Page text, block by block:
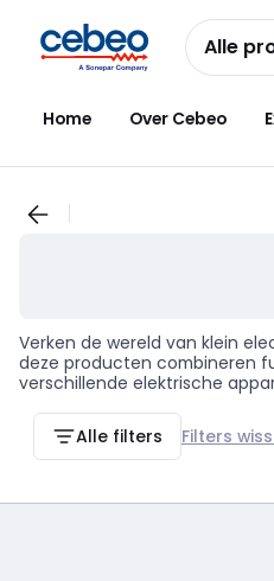
naar
navigatie
naar
inhoud
Alle
Home Over Cebeo
Verken de wereld van klein
deze producten combineren
verschillende elektrische
efficiëntie in je werk. De rol
een groot verschil maken in
bieden. Maak het verschil in
Alle filters Filters